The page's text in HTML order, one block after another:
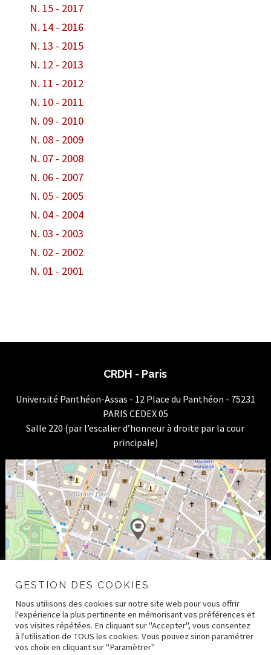
N. 15 - 2017
N. 14 - 2016
N. 13 - 2015
N. 12 - 2013
N. 11 - 2012
N. 10 - 2011
N. 09 - 2010
N. 08 - 2009
N. 07 - 2008
N. 06 - 2007
N. 05 - 2005
N. 04 - 2004
N. 03 - 2003
N. 02 - 2002
N. 01 - 2001
CRDH - Paris
Université Panthéon-Assas - 12 Place du Panthéon - 75231
PARIS CEDEX 05
Salle 220 (par l’escalier d’honneur à droite par la cour
principale)
GESTION DES COOKIES
Nous utilisons des cookies sur notre site web pour vous offrir
l'expérience la plus pertinente en mémorisant vos préférences et
vos visites répétées. En cliquant sur "Accepter", vous consentez
à l'utilisation de TOUS les cookies. Vous pouvez sinon paramétrer
vos choix en cliquant sur "Paramètrer"